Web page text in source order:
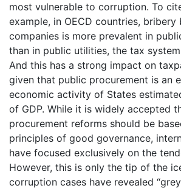
most vulnerable to corruption. To
example, in OECD countries, bribery
companies is more prevalent in
than in public utilities, the tax
And this has a strong impact on
given that public procurement is an
economic activity of States
of GDP. While it is widely accepted
procurement reforms should be
principles of good governance,
have focused exclusively on the
However, this is only the tip of the
corruption cases have revealed